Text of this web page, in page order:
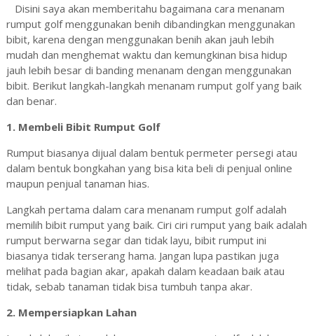
Disini saya akan memberitahu bagaimana cara menanam
rumput golf menggunakan benih dibandingkan menggunakan
bibit, karena dengan menggunakan benih akan jauh lebih
mudah dan menghemat waktu dan kemungkinan bisa hidup
jauh lebih besar di banding menanam dengan menggunakan
bibit. Berikut langkah-langkah menanam rumput golf yang baik
dan benar.
1. Membeli Bibit Rumput Golf
Rumput biasanya dijual dalam bentuk permeter persegi atau
dalam bentuk bongkahan yang bisa kita beli di penjual online
maupun penjual tanaman hias.
Langkah pertama dalam cara menanam rumput golf adalah
memilih bibit rumput yang baik. Ciri ciri rumput yang baik adalah
rumput berwarna segar dan tidak layu, bibit rumput ini
biasanya tidak terserang hama. Jangan lupa pastikan juga
melihat pada bagian akar, apakah dalam keadaan baik atau
tidak, sebab tanaman tidak bisa tumbuh tanpa akar.
2. Mempersiapkan Lahan